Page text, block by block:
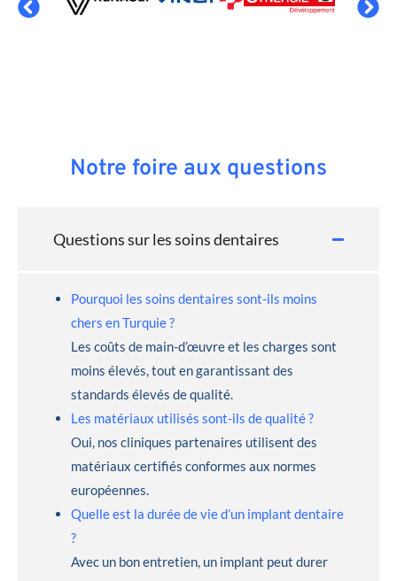
Notre foire aux questions
Questions sur les soins dentaires
Pourquoi les soins dentaires sont-ils moins
chers en Turquie ?
Les coûts de main-d’œuvre et les charges sont
moins élevés, tout en garantissant des
standards élevés de qualité.
Les matériaux utilisés sont-ils de qualité ?
Oui, nos cliniques partenaires utilisent des
matériaux certifiés conformes aux normes
européennes.
Quelle est la durée de vie d’un implant dentaire
?
Avec un bon entretien, un implant peut durer